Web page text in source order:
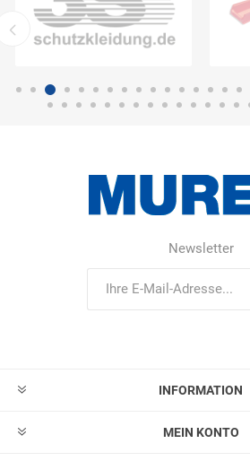
Newsletter
INFORMATION
MEIN KONTO